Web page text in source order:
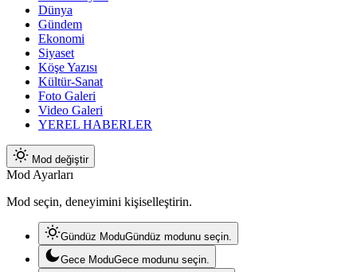
Dünya
Gündem
Ekonomi
Siyaset
Köşe Yazısı
Kültür-Sanat
Foto Galeri
Video Galeri
YEREL HABERLER
Mod değiştir
Mod Ayarları
Mod seçin, deneyimini kişiselleştirin.
Gündüz ModuGündüz modunu seçin.
Gece ModuGece modunu seçin.